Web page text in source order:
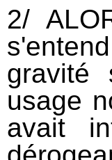
2/
gravité
usage
avait